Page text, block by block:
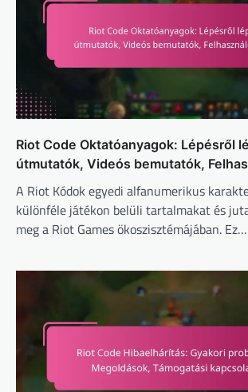
Riot Code Oktatóanyagok: Lépésről
útmutatók, Videós bemutatók,
A Riot Kódok egyedi alfanumerikus
különféle játékon belüli tartalmakat és
meg a Riot Games ökoszisztémájában. Ez…